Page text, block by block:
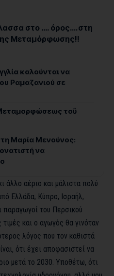
στο …. όρος….στη
Μεταμόρφωσης!!
καλούνται να
Ραμαζανιού σε
τοῦ
τη Μαρία Μενούνος:
να
αέριο και μάλιστα πολύ
Ελλάδα, Κύπρο, Ισραήλ,
παραγωγοί του Περσικού
και ο αγωγός θα γινόταν
λόγος που τον καθιστά
ότι έχει αποφασιστεί να
μετά το 2030. Υποθέτω, ότι